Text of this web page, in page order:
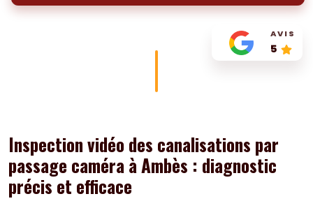
AVIS
5
Inspection vidéo des canalisations par
passage caméra à Ambès : diagnostic
précis et efficace